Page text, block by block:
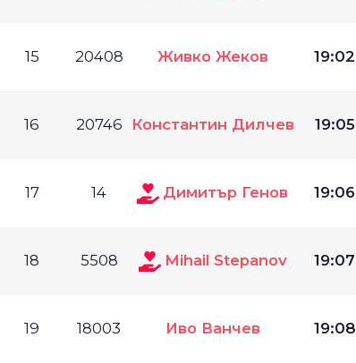
15 20408 Живко Жеков 19:02
16 20746 Константин Дилчев 19:05
17 14 Димитър Генов 19:06
18 5508 Mihail Stepanov 19:07
19 18003 Иво Ванчев 19:08